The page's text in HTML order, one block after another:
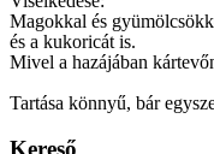
Magokkal és
és a kukoricát is.
Mivel a hazájában
Tartása könnyű, bár
Kereső